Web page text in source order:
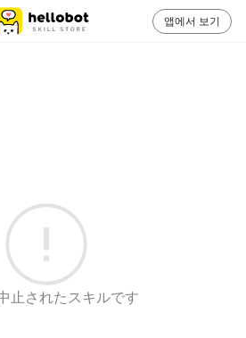
止されたスキルです
앱에서 보기